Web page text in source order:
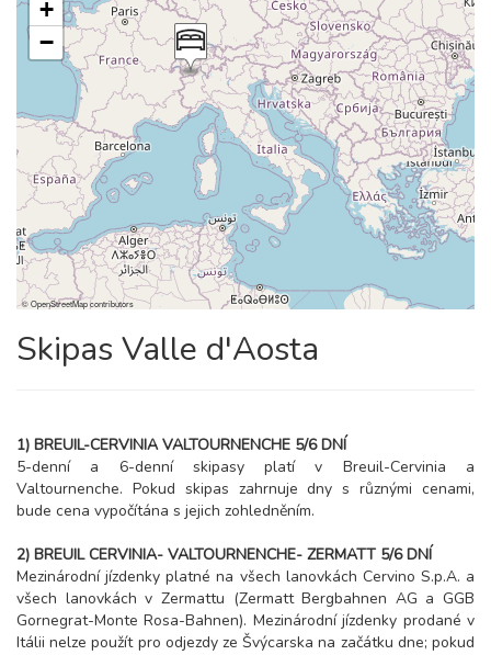
+
−
©OpenStreetMapcontributors
Skipas Valle d'Aosta
1) BREUIL-CERVINIA VALTOURNENCHE 5/6 DNÍ
5-denní a 6-denní skipasy platí v Breuil-Cervinia a
Valtournenche. Pokud skipas zahrnuje dny s různými cenami,
bude cena vypočítána s jejich zohledněním.
2) BREUIL CERVINIA- VALTOURNENCHE- ZERMATT 5/6 DNÍ
Mezinárodní jízdenky platné na všech lanovkách Cervino S.p.A. a
všech lanovkách v Zermattu (Zermatt Bergbahnen AG a GGB
Gornegrat-Monte Rosa-Bahnen). Mezinárodní jízdenky prodané v
Itálii nelze použít pro odjezdy ze Švýcarska na začátku dne; pokud